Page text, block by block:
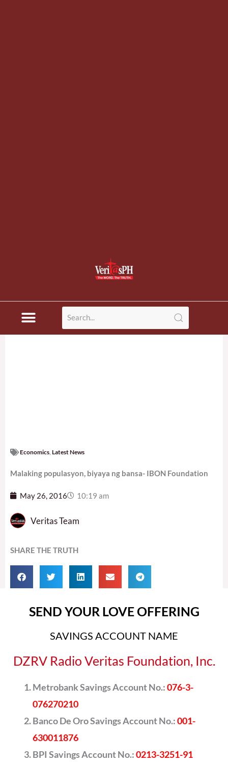
Economics Latest News
Malaking populasyon, biyaya ng bansa- IBON Foundation
May 26, 2016 10:19 am
Veritas Team
SHARE THE TRUTH
SEND YOUR LOVE OFFERING
SAVINGS ACCOUNT NAME
DZRV Radio Veritas Foundation, Inc.
Metrobank Savings Account No.:076-3-
076270210
Banco De Oro Savings Account No.:001-
630011876
BPI Savings Account No.:0213-3251-91